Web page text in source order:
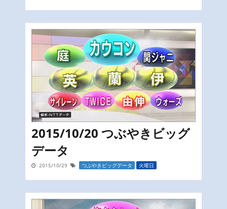
2015/10/20 つぶやきビッグ
データ
2015/10/29 つぶやきビッグデータ 火曜日